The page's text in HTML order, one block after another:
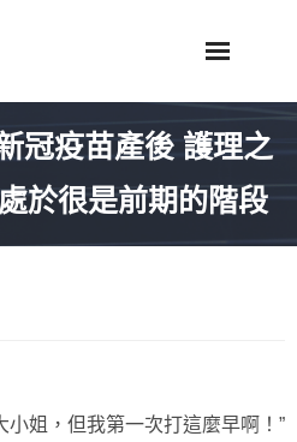
冠疫苗產後 護理之
於很是前期的階段
小姐，但我第一次打這麼早啊！”